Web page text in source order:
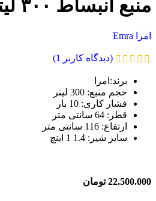
منبع انبساط ۳۰۰ لیتری امرا
امرا Emra
(دیدگاه کاربر 1
)
برند:امرا
حجم منبع: 300 لیتر
فشار کاری: 10 بار
قطر : 64 سانتی متر
ارتفاع: 116 سانتی متر
سایز شیر : 1.4 1 اینچ
22.500.000 تومان